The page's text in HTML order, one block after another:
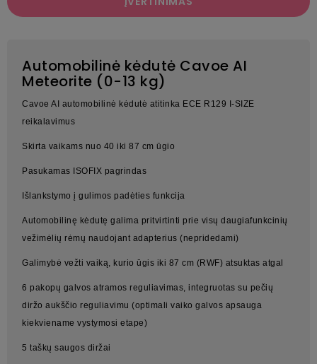
Automobilinė kėdutė Cavoe AI
Meteorite (0-13 kg)
Cavoe AI automobilinė kėdutė atitinka ECE R129 I-SIZE
reikalavimus
Skirta vaikams nuo 40 iki 87 cm ūgio
Pasukamas ISOFIX pagrindas
Išlankstymo į gulimos padėties funkcija
Automobilinę kėdutę galima pritvirtinti prie visų daugiafunkcinių
vežimėlių rėmų naudojant adapterius (nepridedami)
Galimybė vežti vaiką, kurio ūgis iki 87 cm (RWF) atsuktas atgal
6 pakopų galvos atramos reguliavimas, integruotas su pečių
diržo aukščio reguliavimu (optimali vaiko galvos apsauga
kiekviename vystymosi etape)
5 taškų saugos diržai